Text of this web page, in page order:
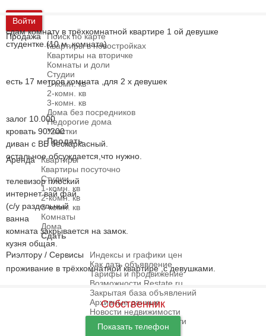
Войти
Продажа
Поиск по карте
Квартиры в новостройках
Квартиры на вторичке
Комнаты и доли
Студии
1-комн. кв
2-комн. кв
3-комн. кв
Дома без посредников
Недорогие дома
Участки
Продать
Аренда
Квартиры
Квартиры посуточно
Студии
1-комн. кв
2-комн. кв
3-комн. кв
Комнаты
Дома
Сдать
Риэлтору / Сервисы
Индексы и графики цен
Как дать объявление
Тарифы и продвижение
Возможности Restate.ru
Закрытая база объявлений
Архивные данные
Новости недвижимости
Агентства недвижимости
Отзывы и форум
сдам комнату в трёхкомнатной квартире 1 ой девушке
студентке.(10 м. комната)
есть 17 метров комната ,для 2 х девушек
залог 10.000
кровать 90*200
диван с ВБ бескаркасный.
остальное обсуждается,что нужно.
телевизор плоский
интернет вай фай.
(с/у раздельный
ванна
комната закрывается на замок.
кузня общая.
проживание в трёхкомнатной квартире ,с девушками.
Собственник
Показать телефон